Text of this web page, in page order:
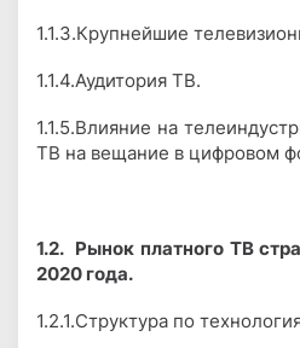
1.1.3.Крупнейшие
1.1.4.Аудитория ТВ.
1.1.5.Влияние на
ТВ на вещание в цифровом
1.2. Рынок платного ТВ
2020 года.
1.2.1.Структура по